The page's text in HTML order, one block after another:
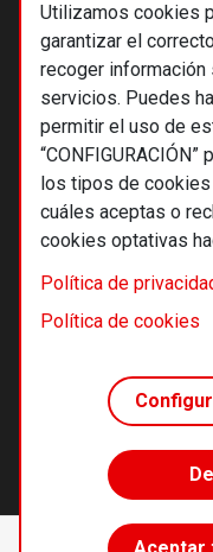
Utilizamos cookies
garantizar el
recoger información
servicios. Puedes
permitir el uso de
los tipos de
cuáles aceptas o
cookies optativas
Política de
Política de cookies
© 2026
Footer